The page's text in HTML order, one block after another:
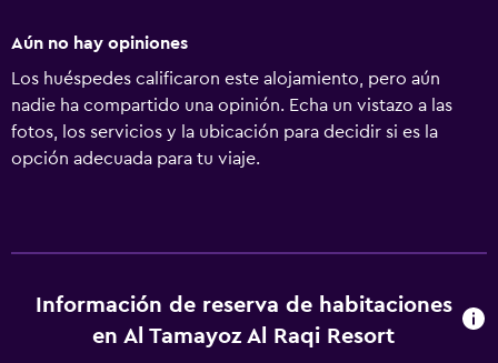
Aún no hay opiniones
Los huéspedes calificaron este alojamiento, pero aún
nadie ha compartido una opinión. Echa un vistazo a las
fotos, los servicios y la ubicación para decidir si es la
opción adecuada para tu viaje.
Información de reserva de habitaciones
en Al Tamayoz Al Raqi Resort